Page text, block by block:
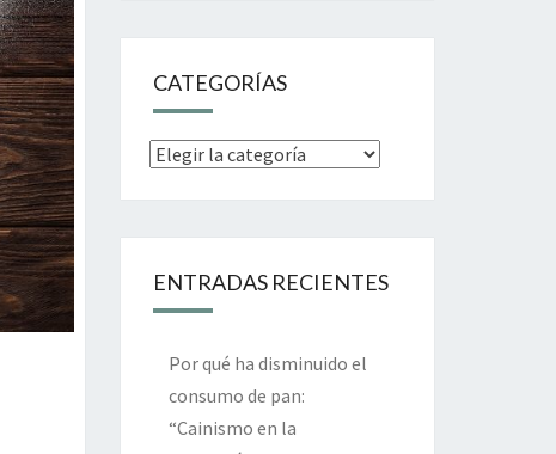
CATEGORÍAS
Categorías
ENTRADAS RECIENTES
Por qué ha disminuido el
consumo de pan:
“Cainismo en la